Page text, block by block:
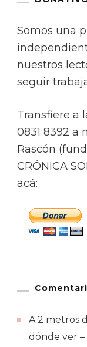
Somos una
nuestros
seguir
Transfiere a
0831 8392 a
Rascón
CRÓNICA
acá:
A 2 metros
dónde ver